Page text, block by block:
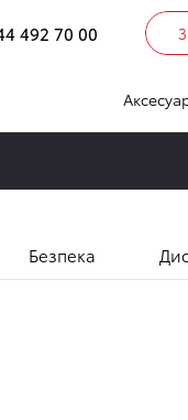
492 70 00Килимки
Безпека